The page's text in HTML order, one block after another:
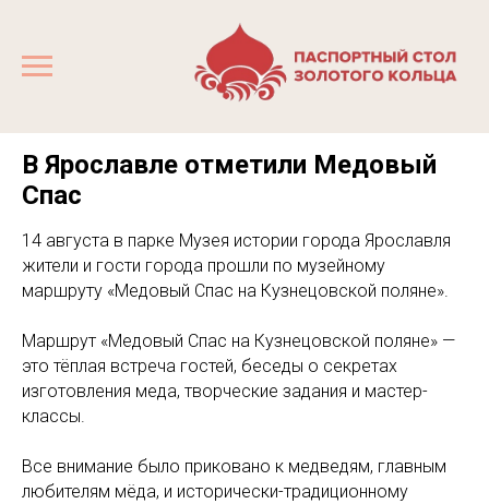
В Ярославле отметили Медовый
Спас
14 августа в парке Музея истории города Ярославля
жители и гости города прошли по музейному
маршруту «Медовый Спас на Кузнецовской поляне».
Маршрут «Медовый Спас на Кузнецовской поляне» —
это тёплая встреча гостей, беседы о секретах
изготовления меда, творческие задания и мастер-
классы.
Все внимание было приковано к медведям, главным
любителям мёда, и исторически-традиционному